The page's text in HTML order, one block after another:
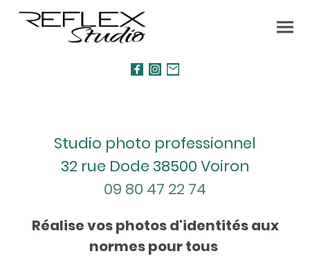
Studio photo professionnel
32 rue Dode 38500 Voiron
09 80 47 22 74
Réalise vos photos d'identités aux
normes pour tous